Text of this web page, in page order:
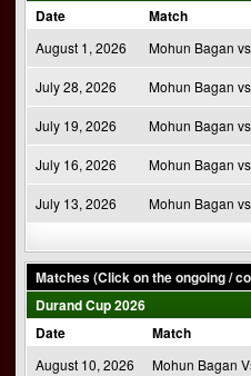
Date
Match
August 1, 2026 Mohun Bagan
July 28, 2026 Mohun Bagan
July 19, 2026 Mohun Bagan
July 16, 2026 Mohun Bagan
July 13, 2026 Mohun Bagan
Matches (Click on the ongoing /
Durand Cup 2026
Date
Match
August 10, 2026 Mohun Bagan